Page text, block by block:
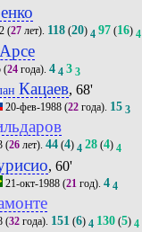
(27лет). 118(20) 4 97(16) 4
Арсе
(24года). 4 4 3 3
Кацаев, 68'
20-фев-1988 (22 года). 15 3
(26лет). 44(4) 4 28(4) 4
, 60'
21-окт-1988 (21 год).4 4
(32года). 151(6) 4 130(5) 4